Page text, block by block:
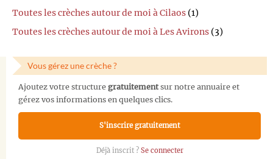
Toutes les crèches autour de moi à Cilaos (1)
Toutes les crèches autour de moi à Les Avirons (3)
Vous gérez une crèche ?
Ajoutez votre structure gratuitementsur notre annuaire et
gérez vos informations en quelques clics.
S'inscrire gratuitement
Déjà inscrit ? Se connecter